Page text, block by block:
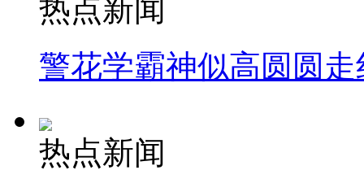
热点新闻
警花学霸神似高圆圆走
热点新闻